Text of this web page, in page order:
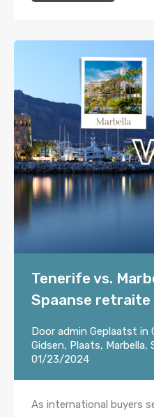
Tenerife vs.
Spaanse retraite
Door admin Geplaatst in
Gidsen, Plaats, Marbella,
01/23/2024
As international buyers